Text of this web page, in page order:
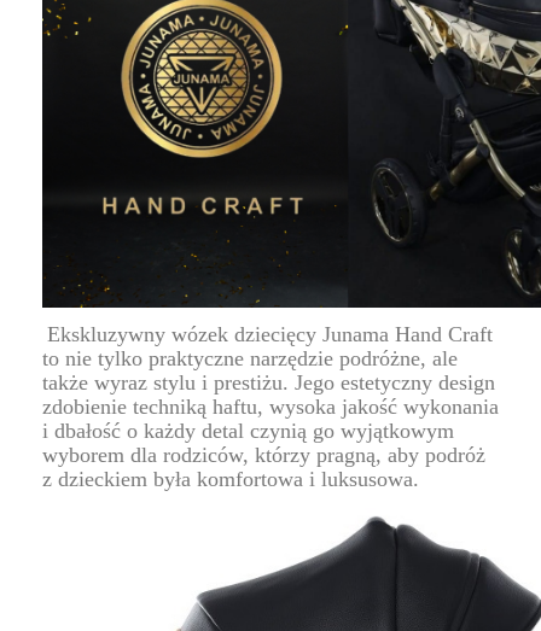
Ekskluzywny wózek dziecięcy Junama Hand Craft
to nie tylko praktyczne narzędzie podróżne, ale
także wyraz stylu i prestiżu. Jego estetyczny design
zdobienie techniką haftu, wysoka jakość wykonania
i dbałość o każdy detal czynią go wyjątkowym
wyborem dla rodziców, którzy pragną, aby podróż
z dzieckiem była komfortowa i luksusowa.